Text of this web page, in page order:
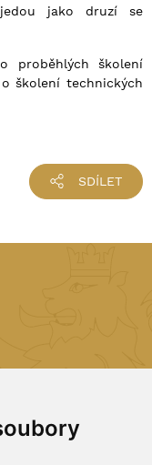
jako druzí se
proběhlých školení
školení technických
SDÍLET